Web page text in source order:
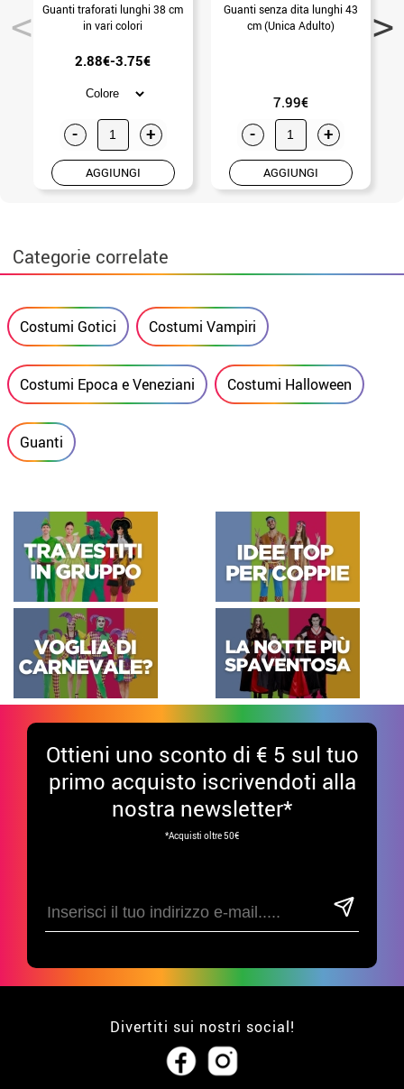
Guanti traforati lunghi 38 cm
in vari colori
2.88€-3.75€
- +
AGGIUNGI
Guanti senza dita lunghi 43
cm (Unica Adulto)
7.99€
- +
AGGIUNGI
Categorie correlate
Costumi Gotici Costumi Vampiri
Costumi Epoca e Veneziani Costumi Halloween
Guanti
Ottieni uno sconto di € 5 sul tuo
primo acquisto iscrivendoti alla
nostra newsletter*
*Acquisti oltre 50€
Divertiti sui nostri social!